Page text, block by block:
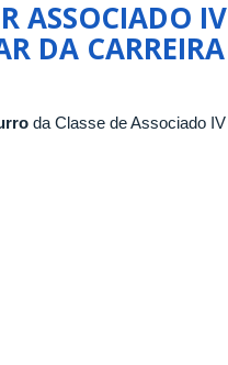
ASSOCIADO IV
DA CARREIRA
da Classe de Associado IV